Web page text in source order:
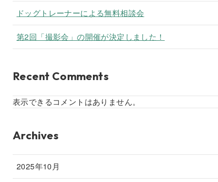
ドッグトレーナーによる無料相談会
第2回「撮影会」の開催が決定しました！
Recent Comments
表示できるコメントはありません。
Archives
2025年10月